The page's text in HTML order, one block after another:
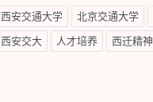
西安交通大学 北京交通大学
西安交大 人才培养 西迁精神